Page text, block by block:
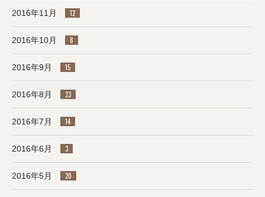
2016年11月 12
2016年10月 8
2016年9月 15
2016年8月 23
2016年7月 14
2016年6月 3
2016年5月 20